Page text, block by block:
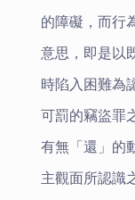
的障礙，而行
意思，即是以
時陷入困難為
可罰的竊盜罪
有無「還」的
主觀面所認識